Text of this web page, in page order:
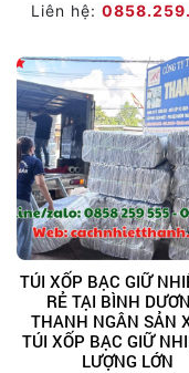
Liên hệ:
TÚI XỐP BẠC GIỮ
RẺ TẠI BÌNH
THANH NGÂN SẢN
TÚI XỐP BẠC GIỮ
LƯỢNG LỚN